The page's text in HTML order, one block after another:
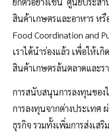
สินค้าเกษตรและอาหาร ห
Food Coordination and
เราได้นำร่องแล้ว เพื่อให้เ
สินค้าเกษตรล้นตลาดและร
การสนับสนุนการลงทุนของ
การลงทุนจากต่างประเทศ
ธุรกิจ รวมทั้งเพิ่มการส่งเส